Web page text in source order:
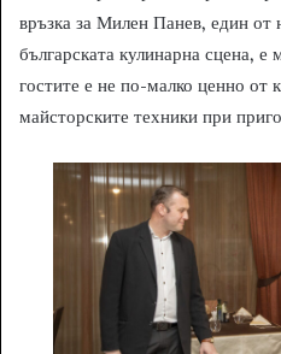
връзка за Милен Панев, един от
българската кулинарна сцена,
гостите е не по-малко ценно от
майсторските техники при